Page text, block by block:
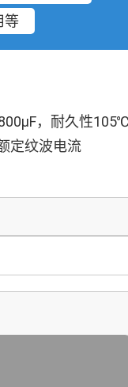
等
，耐久性
定纹波电流